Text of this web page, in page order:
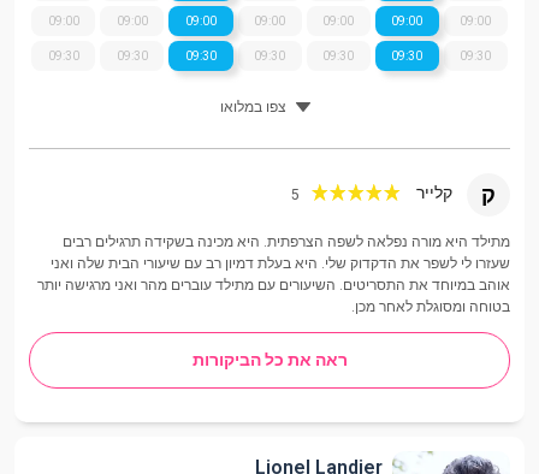
09:00
09:30
09:00
09:30
09:00
09:30
09:00
09:30
09:00
09:30
09:00
09:30
09:00
09:30
צפו במלואו
ק קלייר 5
מתילד היא מורה נפלאה לשפה הצרפתית. היא מכינה בשקידה תרגילים רבים
שעזרו לי לשפר את הדקדוק שלי. היא בעלת דמיון רב עם שיעורי הבית שלה ואני
אוהב במיוחד את התסריטים. השיעורים עם מתילד עוברים מהר ואני מרגישה יותר
בטוחה ומסוגלת לאחר מכן.
ראה את כל הביקורות
Lionel Landier